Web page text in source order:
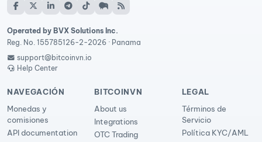
Operated by BVX Solutions Inc.
Reg. No. 155785126-2-2026 · Panama
support@bitcoinvn.io
Help Center
NAVEGACIÓN
Monedas y
comisiones
API documentation
BITCOINVN
About us
Integrations
OTC Trading
LEGAL
Términos de
Servicio
Política KYC/AML